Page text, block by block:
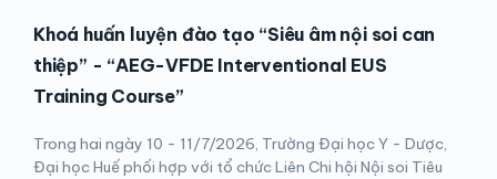
Khoá huấn luyện đào tạo “Siêu âm nội soi can
thiệp” - “AEG-VFDE Interventional EUS
Training Course”
Trong hai ngày 10 - 11/7/2026, Trường Đại học Y - Dược,
Đại học Huế phối hợp với tổ chức Liên Chi hội Nội soi Tiêu